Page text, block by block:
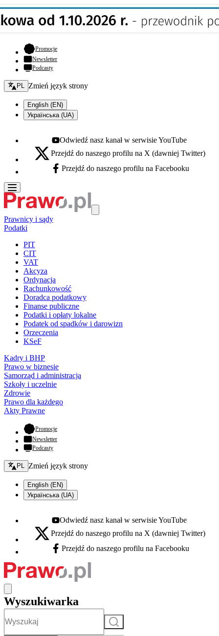
Promocje- otwiera się w nowej karcie
Newsletter
Podcasty
Zmień język - bieżący:
PL Zmień język strony
English (EN)
Українська (UA)
Youtube - otwiera się w nowej karcie
Odwiedź nasz kanał w serwisie YouTube
X - otwiera się w nowej karcie
Przejdź do naszego profilu na X (dawniej Twitter)
Facebook - otwiera się w nowej karcie
Przejdź do naszego profilu na Facebooku
Prawnicy i sądy
Podatki
PIT
CIT
VAT
Akcyza
Ordynacja
Rachunkowość
Doradca podatkowy
Finanse publiczne
Podatki i opłaty lokalne
Podatek od spadków i darowizn
Orzeczenia
KSeF
Kadry i BHP
Prawo w biznesie
Samorząd i administracja
Szkoły i uczelnie
Zdrowie
Prawo dla każdego
Akty Prawne
Promocje- otwiera się w nowej karcie
Newsletter
Podcasty
Zmień język - bieżący:
PL Zmień język strony
English (EN)
Українська (UA)
Youtube - otwiera się w nowej karcie
Odwiedź nasz kanał w serwisie YouTube
X - otwiera się w nowej karcie
Przejdź do naszego profilu na X (dawniej Twitter)
Facebook - otwiera się w nowej karcie
Przejdź do naszego profilu na Facebooku
Wyszukiwarka
Szukaj